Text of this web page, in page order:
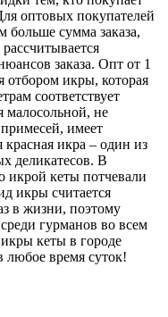
оптовых покупателей
больше сумма заказа,
заказа. Опт от 1
икры, которая
соответствует
малосольной, не
имеет
красная икра – один из
деликатесов. В
икрой кеты потчевали
икры считается
в жизни, поэтому
гурманов во всем
кеты в городе
любое время суток!